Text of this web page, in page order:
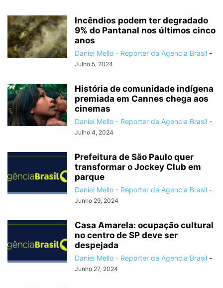
Incêndios podem ter degradado
9% do Pantanal nos últimos cinco
anos
Daniel Mello - Reporter da Agencia Brasil -
Julho 5, 2024
História de comunidade indígena
premiada em Cannes chega aos
cinemas
Daniel Mello - Reporter da Agencia Brasil -
Julho 4, 2024
Prefeitura de São Paulo quer
transformar o Jockey Club em
parque
Daniel Mello - Reporter da Agencia Brasil -
Junho 29, 2024
Casa Amarela: ocupação cultural
no centro de SP deve ser
despejada
Daniel Mello - Reporter da Agencia Brasil -
Junho 27, 2024